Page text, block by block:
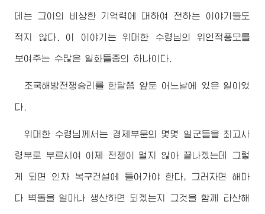
데는 그이의 비상한 기억력에 대하여 전하는 이야기들도
적지 않다. 이 이야기는 위대한 수령님 의 위인적풍모를
보여주는 수많은 일화들중의 하나이다.
조국해방전쟁승리를 한달쯤 앞둔 어느날에 있은 일이였
다.
위대한 수령님께서는 경제부문의 몇몇 일군들을 최고 사
령부로 부르시여 이제 전쟁이 멀지 않아 끝나겠는데 그렇
게 되면 인차 복구건설에 들어가야 한다, 그러자면 해마
다 벽돌을 얼마나 생산하면 되겠는지 그것을 함께 타산해